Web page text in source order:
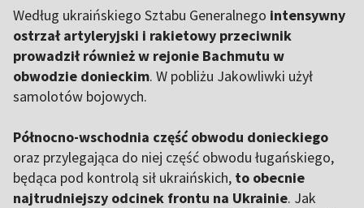
Według ukraińskiego Sztabu Generalnego intensywny
ostrzał artyleryjski i rakietowy przeciwnik
prowadził również w rejonie Bachmutu w
obwodzie donieckim. W pobliżu Jakowliwki użył
samolotów bojowych.
Północno-wschodnia część obwodu donieckiego
oraz przylegająca do niej część obwodu ługańskiego,
będąca pod kontrolą sił ukraińskich, to obecnie
najtrudniejszy odcinek frontu na Ukrainie. Jak